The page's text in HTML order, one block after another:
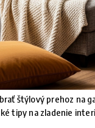
štýlový prehoz na
tipy na zladenie